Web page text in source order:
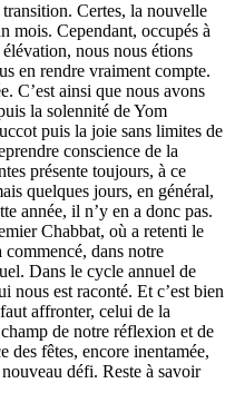
Certes, la nouvelle
mois. Cependant, occupés à
nous nous étions
en rendre vraiment compte.
C’est ainsi que nous avons
la solennité de Yom
puis la joie sans limites de
conscience de la
présente toujours, à ce
quelques jours, en général,
année, il n’y en a donc pas.
Chabbat, où a retenti le
dans notre
Dans le cycle annuel de
nous est raconté. Et c’est bien
affronter, celui de la
de notre réflexion et de
des fêtes, encore inentamée,
défi. Reste à savoir